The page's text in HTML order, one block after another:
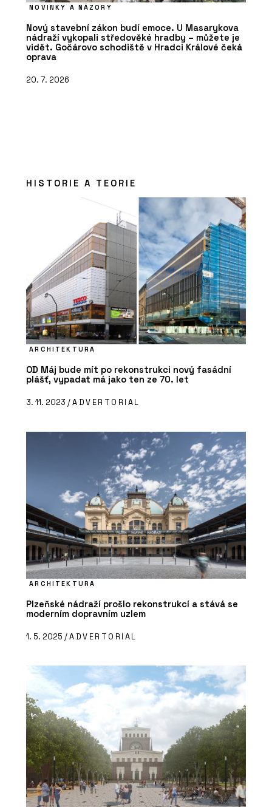
NOVINKY A NÁZORY
Nový stavební zákon budí emoce. U Masarykova
nádraží vykopali středověké hradby – můžete je
vidět. Gočárovo schodiště v Hradci Králové čeká
oprava
20. 7. 2026
HISTORIE A TEORIE
ARCHITEKTURA
OD Máj bude mít po rekonstrukci nový fasádní
plášť, vypadat má jako ten ze 70. let
3. 11. 2023 /ADVERTORIAL
ARCHITEKTURA
Plzeňské nádraží prošlo rekonstrukcí a stává se
moderním dopravním uzlem
1. 5. 2025 /ADVERTORIAL